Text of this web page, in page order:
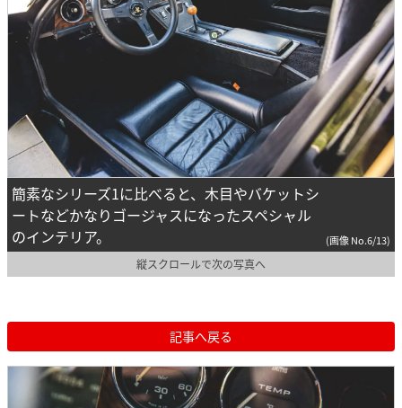
簡素なシリーズ1に比べると、木目やバケットシ
ートなどかなりゴージャスになったスペシャル
のインテリア。
(画像 No.6/13)
縦スクロールで次の写真へ
記事へ戻る